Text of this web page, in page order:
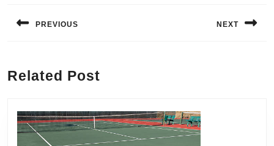
de
PREVIOUS
post:
NEXT
Related Post